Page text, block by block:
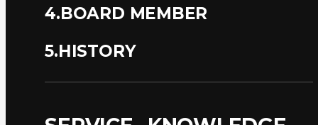
4.BOARD MEMBER
5.HISTORY